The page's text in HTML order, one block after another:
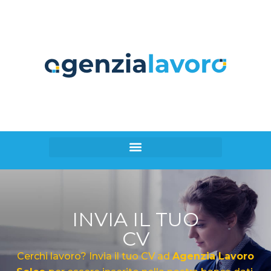
INVIA IL TUO
CV
Cerchi lavoro? Invia il tuo CV ad Agenzia Lavoro